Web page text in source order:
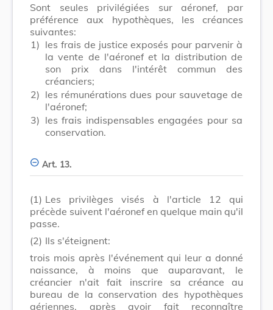
Sont seules privilégiées sur aéronef, par
préférence aux hypothèques, les créances
suivantes:
1) les frais de justice exposés pour parvenir à
la vente de l'aéronef et la distribution de
son prix dans l'intérêt commun des
créanciers;
2) les rémunérations dues pour sauvetage de
l'aéronef;
3) les frais indispensables engagées pour sa
conservation.
Art. 13.
(1) Les privilèges visés à l'article 12 qui
précède suivent l'aéronef en quelque main qu'il
passe.
(2) Ils s'éteignent:
trois mois après l'événement qui leur a donné
naissance, à moins que auparavant, le
créancier n'ait fait inscrire sa créance au
bureau de la conservation des hypothèques
aériennes, après avoir fait reconnaître